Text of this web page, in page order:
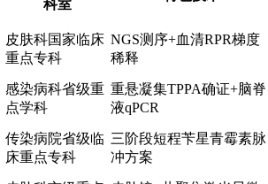
科室
皮肤科国家临床
重点专科
NGS测序+血清RPR梯度
稀释
感染病科省级重
点学科
重悬凝集TPPA确证+脑脊
液qPCR
传染病院省级临
床重点专科
三阶段短程苄星青霉素脉
冲方案